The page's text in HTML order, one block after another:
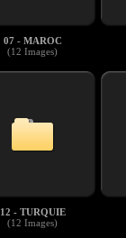
07 - MAROC
(12 Images)
12 - TURQUIE
(12 Images)